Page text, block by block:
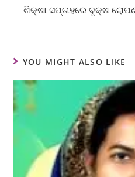
ଶିକ୍ଷା ସପ୍ତାହରେ ବୃକ୍ଷ
YOU MIGHT ALSO LIKE